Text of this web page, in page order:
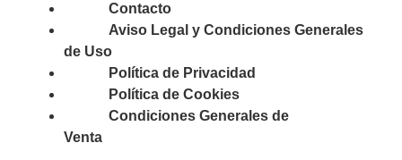
Contacto
Aviso Legal y Condiciones Generales
de Uso
Política de Privacidad
Política de Cookies
Condiciones Generales de
Venta